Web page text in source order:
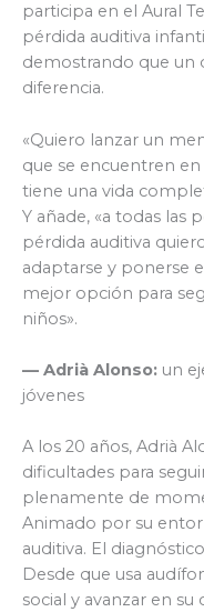
participa en el Aural
pérdida auditiva
demostrando que un
diferencia.
«Quiero lanzar un
que se encuentren en
tiene una vida
Y añade, «a todas las
pérdida auditiva
adaptarse y ponerse
mejor opción para
niños».
— Adrià Alonso: un
jóvenes
A los 20 años, Adrià
dificultades para
plenamente de
Animado por su
auditiva. El
Desde que usa
social y avanzar en